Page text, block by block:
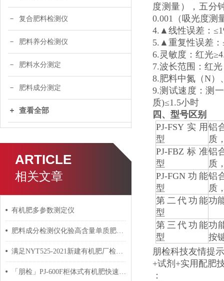
复合肥料检测仪
肥料养分检测仪
肥料水分测定
肥料成分测定
查看全部
ARTICLE
相关文章
有机肥多参数测定仪
肥料成分检测仪化验高含量单质肥的注意事项
满足NYT525-2021新建有机肥厂检测仪器化验设备实验室建设
「朋检」PJ-600F柜体式有机肥快速检测仪 功能测评
度测量），五分
0.001（吸光度测
4.▲线性误差：
5.▲重复性误差：
6.灵敏度：红光
7.波长范围：红
8.肥料中氮（N）
9.测试速度：测
质)≤1.5小时
四 、型号区别
PJ-FSY实用
型
铝
质
PJ-FBZ标准
型
铝
质
PJ-FGN功能
型
铝
质
第二代功能
型
功
第三代功能
型
功
按
朋检科技友情提
+试剂+实用配肥
：